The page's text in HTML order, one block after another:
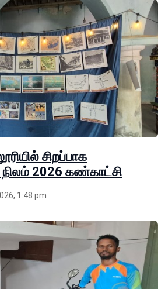
சிறப்பாக
2026 கண்காட்சி
1:48 pm